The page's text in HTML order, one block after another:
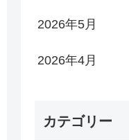
2026年5月
2026年4月
カテゴリー